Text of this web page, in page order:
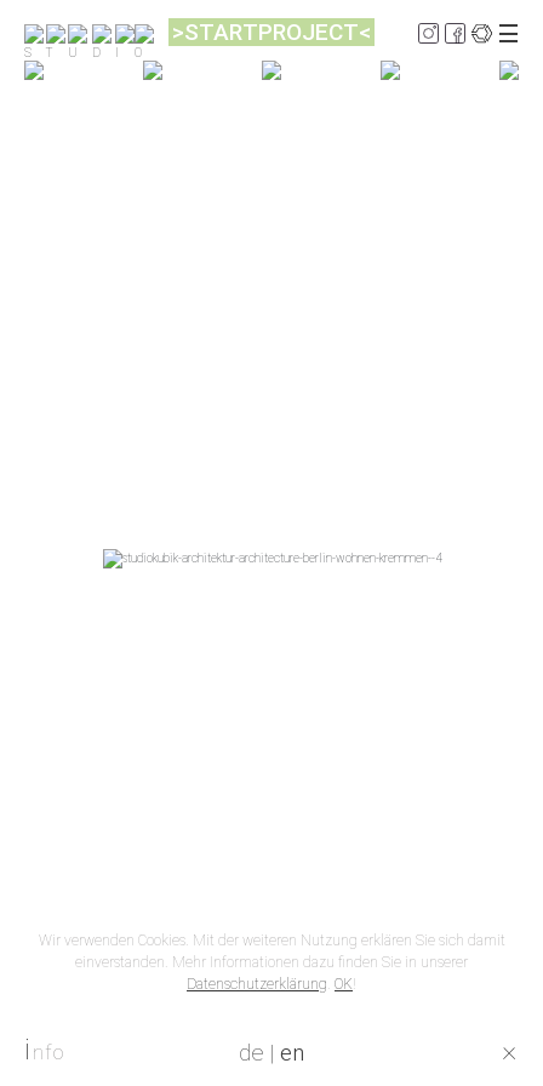
>STARTPROJECT<
Wir verwenden Cookies. Mit der weiteren Nutzung erklären Sie sich damit
einverstanden. Mehr Informationen dazu finden Sie in unserer
Datenschutzerklärung. OK!
i de | en ×